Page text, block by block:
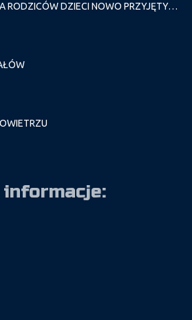
WAŻNE INFORMACJE DLA RODZICÓW DZIECI NOWO PRZYJĘTYCH GR. I